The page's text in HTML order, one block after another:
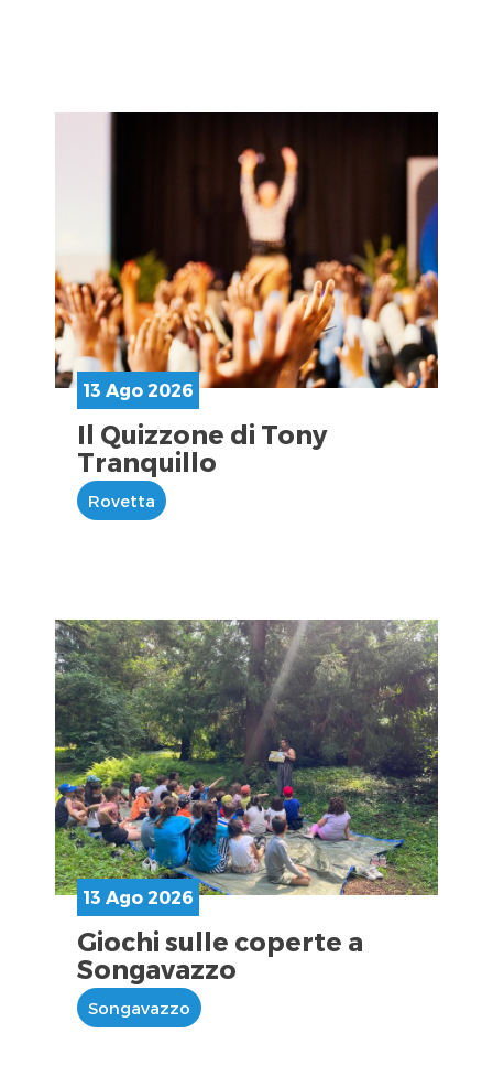
13 Ago 2026
Il Quizzone di Tony
Tranquillo
Rovetta
13 Ago 2026
Giochi sulle coperte a
Songavazzo
Songavazzo